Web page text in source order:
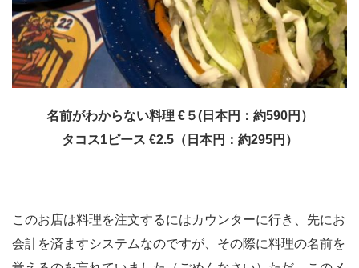
名前がわからない料理 €５(日本円：約590円）
タコス1ピース €2.5（日本円：約295円）
このお店は料理を注文するにはカウンターに行き、先にお
会計を済ますシステムなのですが、その際に料理の名前を